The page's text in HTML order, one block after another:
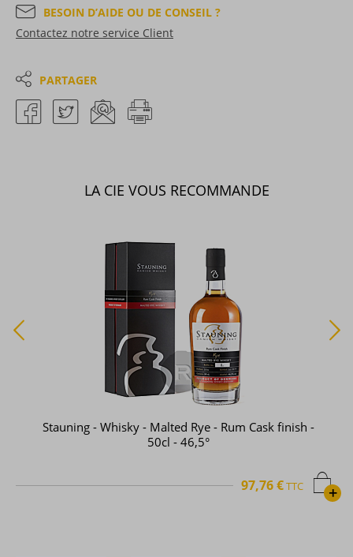
BESOIN D’AIDE OU DE CONSEIL ?
Contactez notre service Client
PARTAGER
LA CIE VOUS RECOMMANDE
Stauning - Whisky - Malted Rye - Rum Cask finish -
50cl - 46,5°
+
97,76 €TTC